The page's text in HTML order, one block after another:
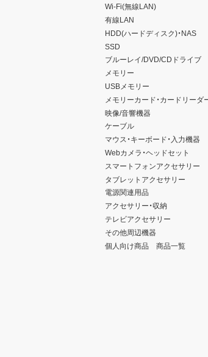
Wi-Fi(無線LAN)
有線LAN
HDD(ハードディスク)・NAS
SSD
ブルーレイ/DVD/CDドライブ
メモリー
USBメモリー
メモリーカード・カードリーダ
映像/音響機器
ケーブル
マウス・キーボード・入力機器
Webカメラ・ヘッドセット
スマートフォンアクセサリー
タブレットアクセサリー
電源関連用品
アクセサリー・収納
テレビアクセサリー
その他周辺機器
個人向け商品 商品一覧